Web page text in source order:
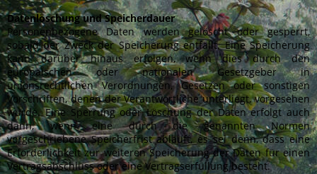
Datenlöschung und Speicherdauer
Personenbezogene Daten werden gelöscht oder gesperrt,
sobald der Zweck der Speicherung entfällt. Eine Speicherung
kann darüber hinaus erfolgen, wenn dies durch den
europäischen oder nationalen Gesetzgeber in
unionsrechtlichen Verordnungen, Gesetzen oder sonstigen
Vorschriften, denen der Verantwortliche unterliegt, vorgesehen
wurde. Eine Sperrung oder Löschung der Daten erfolgt auch
dann, wenn eine durch die genannten Normen
vorgeschriebene Speicherfrist abläuft, es sei denn, dass eine
Erforderlichkeit zur weiteren Speicherung der Daten für einen
Vertragsabschluss oder eine Vertragserfüllung besteht.